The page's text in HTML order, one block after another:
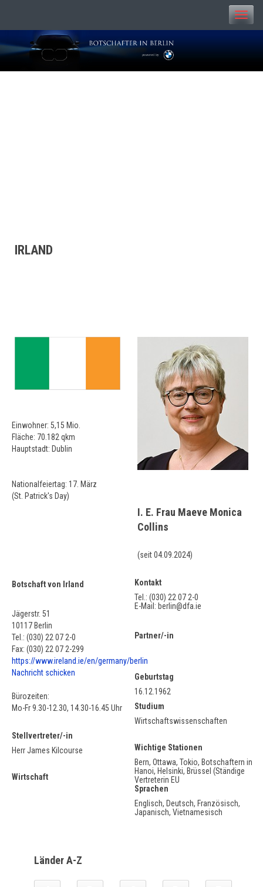
Toggle
BOTSCHAFTER IN
IRLAND
Einwohner: 5,15 Mio.
Fläche: 70.182 qkm
Hauptstadt: Dublin
Nationalfeiertag: 17. März
(St. Patrick's Day)
I. E. Frau Maeve Monica
Collins
(seit 04.09.2024)
Botschaft von Irland
Jägerstr. 51
10117 Berlin
Tel.: (030) 22 07 2-0
Fax: (030) 22 07 2-299
https://www.ireland.ie/en/germany/berlin
Nachricht schicken
Bürozeiten:
Mo-Fr 9.30-12.30, 14.30-16.45 Uhr
Stellvertreter/-in
Herr James Kilcourse
Wirtschaft
Kontakt
Tel.: (030) 22 07 2-0
E-Mail: berlin@dfa.ie
Partner/-in
Geburtstag
16.12.1962
Studium
Wirtschaftswissenschaften
Wichtige Stationen
Bern, Ottawa, Tokio, Botschaftern in
Hanoi, Helsinki, Brüssel (Ständige
Vertreterin EU
Sprachen
Englisch, Deutsch, Französisch,
Japanisch, Vietnamesisch
Länder A-Z